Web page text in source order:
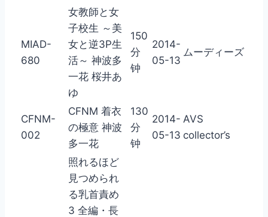
MIAD-
680
女教師と女
子校生 ～美
女と逆3P生
活～ 神波多
一花 桜井あ
ゆ
150
分
钟
2014-
05-13
ムーディーズ
CFNM-
002
CFNM 着衣
の極意 神波
多一花
130
分
钟
2014-
05-13
AVS
collector’s
照れるほど
見つめられ
る乳首責め
3 全編・長